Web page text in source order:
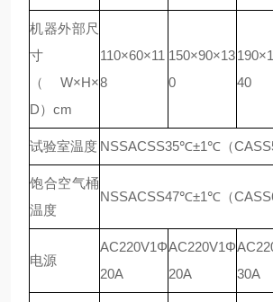
机器外部尺
寸
（W×H×
D）cm
110×60×11
8
150×90×13
0
40
试验室温度 NSSACSS35℃±1℃（
饱合空气桶
温度
NSSACSS47℃±1℃（
电源
AC220V1Φ
20A
AC220V1Φ
20A
30A